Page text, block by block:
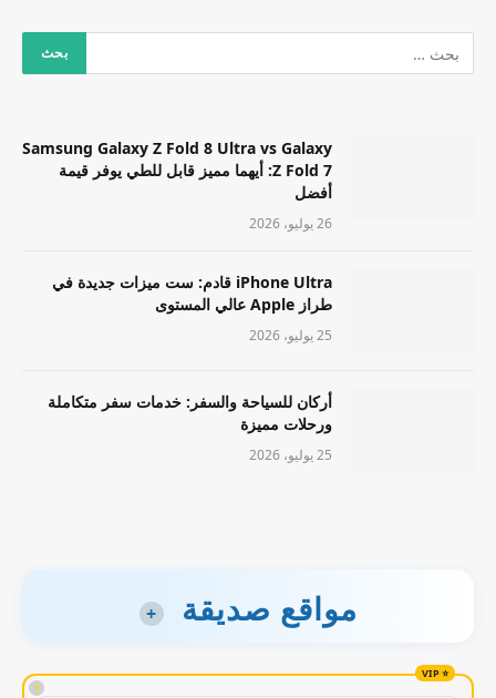
Samsung Galaxy Z Fold 8 Ultra vs Galaxy
Z Fold 7: أيهما مميز قابل للطي يوفر قيمة
أفضل
26 يوليو، 2026
iPhone Ultra قادم: ست ميزات جديدة في
طراز Apple عالي المستوى
25 يوليو، 2026
أركان للسياحة والسفر: خدمات سفر متكاملة
ورحلات مميزة
25 يوليو، 2026
مواقع صديقة +
!